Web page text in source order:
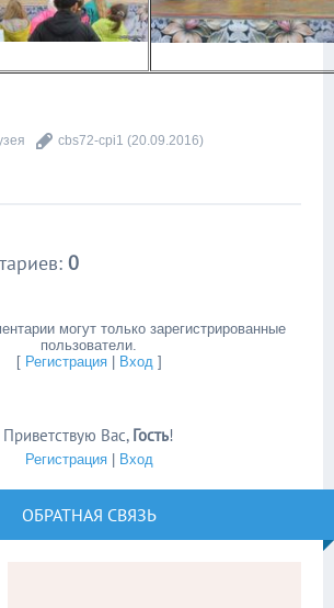
cbs72-cpi1 (20.09.2016)
: 0
могут только зарегистрированные
пользователи.
[ Регистрация| Вход]
Приветствую Вас, Гость!
Регистрация| Вход
ОБРАТНАЯ СВЯЗЬ